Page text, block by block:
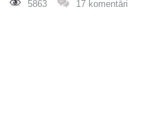
5863 17 komentāri